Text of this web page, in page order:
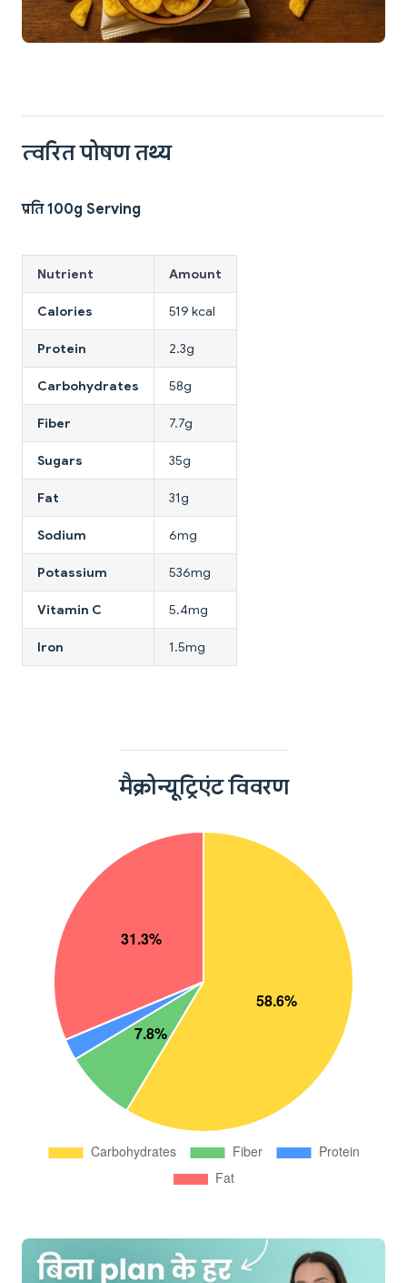
त्वरित पोषण तथ्य
प्रति 100g Serving
Nutrient Amount
Calories 519 kcal
Protein 2.3g
Carbohydrates 58g
Fiber 7.7g
Sugars 35g
Fat 31g
Sodium 6mg
Potassium 536mg
Vitamin C 5.4mg
Iron 1.5mg
मैक्रोन्यूट्रिएंट विवरण